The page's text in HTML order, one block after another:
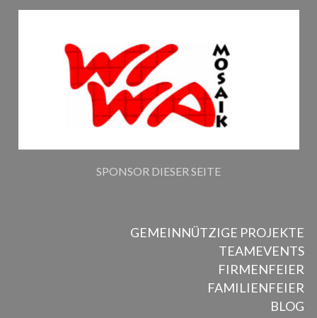
SPONSOR DIESER SEITE
GEMEINNÜTZIGE PROJEKTE
TEAMEVENTS
FIRMENFEIER
FAMILIENFEIER
BLOG